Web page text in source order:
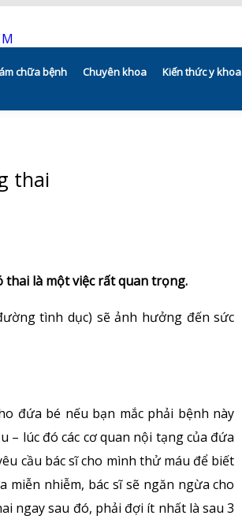
của người
chữa bệnh
ở CHAC
Chuyên khoa
Dị ứng – Miễn dịch
Dinh dưỡng
Tai – Mũi – Họng
Chẩn đoán hình ảnh
Kiến thức y khoa
thai
thai là một việc rất quan trọng.
tình dục) sẽ ảnh hưởng đến sức
đứa bé nếu bạn mắc phải bệnh này
lúc đó các cơ quan nội tạng của đứa
cầu bác sĩ cho mình thử máu để biết
miễn nhiễm, bác sĩ sẽ ngăn ngừa cho
ngay sau đó, phải đợi ít nhất là sau 3